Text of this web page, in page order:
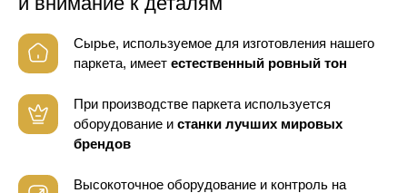
Сырье, используемое для изготовления нашего
паркета, имеет естественный ровный тон
При производстве паркета используется
оборудование и станки лучших мировых
брендов
Высокоточное оборудование и контроль на